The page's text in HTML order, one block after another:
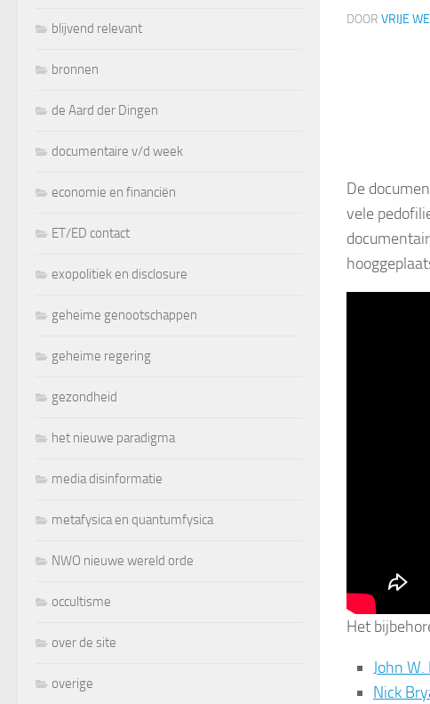
DOOR VRIJE
De
vele
Het
John
Nick
blijvend relevant
bronnen
de Aard der Dingen
documentaire v/d week
economie en financiën
ET/ED contact
exopolitiek en disclosure
geheime genootschappen
geheime regering
gezondheid
het nieuwe paradigma
media disinformatie
metafysica en quantumfysica
NWO nieuwe wereld orde
occultisme
over de site
overige